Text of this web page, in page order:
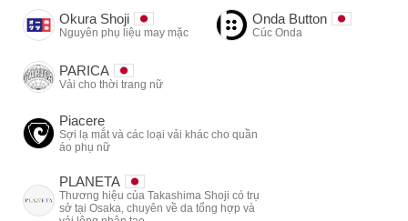
Okura Shoji
Nguyên phụ liệu may mặc
Onda Button
Cúc Onda
PARICA
Vải cho thời trang nữ
Piacere
Sợi lạ mắt và các loại vải khác cho quần
áo phụ nữ
PLANETA
Thương hiệu của Takashima Shoji có trụ
sở tại Osaka, chuyên về da tổng hợp và